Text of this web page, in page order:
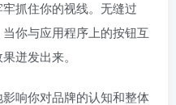
抓住你的视线。无缝过
你与应用程序上的按钮互
迸发出来。
响你对品牌的认知和整体